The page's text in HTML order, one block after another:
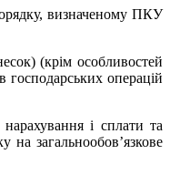
визначеному ПКУ
(крім особливостей
господарських операцій
і сплати та
загальнообов’язкове